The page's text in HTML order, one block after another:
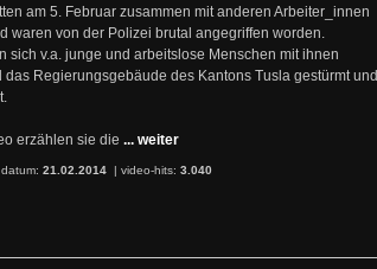
am 5. Februar zusammen mit anderen Arbeiter_innen
waren von der Polizei brutal angegriffen worden.
sich v.a. junge und arbeitslose Menschen mit ihnen
das Regierungsgebäude des Kantons Tusla gestürmt und
erzählen sie die ... weiter
datum: 21.02.2014 | video-hits: 3.040